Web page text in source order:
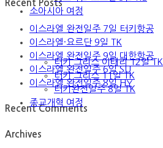
소아시아 여정
터키 그리스 이태리 12일 TK
터키 그리스 11일 TK
터키완전일주 8일 TK
종교개혁 여정
Recent Posts
이스라엘 완전일주 7일 터키항공
이스라엘·요르단 9일 TK
이스라엘 완전일주 9일 대한항공
이스라엘 완전일주 6일 SU
이스라엘 완전일주 8일 HY
Recent Comments
Archives